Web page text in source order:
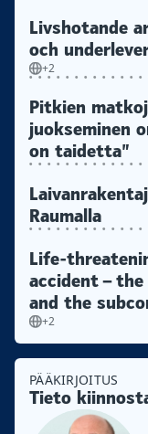
Livshotande
och
+2
Pitkien
juokseminen
on taidetta”
Raumalla
Life-
accident –
and the
+2
PÄÄKIRJOITUS
Tieto